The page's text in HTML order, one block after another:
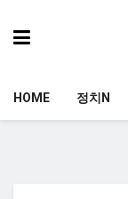
HOME 정치N